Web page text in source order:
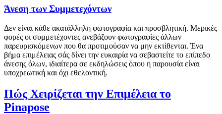
Άνεση των Συμμετεχόντων
Δεν είναι κάθε ακατάλληλη φωτογραφία και προσβλητική. Μερικές
φορές οι συμμετέχοντες ανεβάζουν φωτογραφίες άλλων
παρευρισκόμενων που θα προτιμούσαν να μην εκτίθενται. Ένα
βήμα επιμέλειας σάς δίνει την ευκαιρία να σεβαστείτε το επίπεδο
άνεσης όλων, ιδιαίτερα σε εκδηλώσεις όπου η παρουσία είναι
υποχρεωτική και όχι εθελοντική.
Πώς Χειρίζεται την Επιμέλεια το
Pinapose